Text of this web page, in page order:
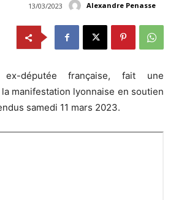
Alexandre Penasse
13/03/2023
ex-députée française, fait une
manifestation lyonnaise en soutien
samedi 11 mars 2023.